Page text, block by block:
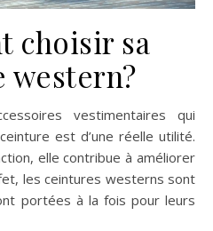
choisir sa
western?
est d’une réelle utilité.
elle contribue à améliorer
les ceintures westerns sont
portées à la fois pour leurs